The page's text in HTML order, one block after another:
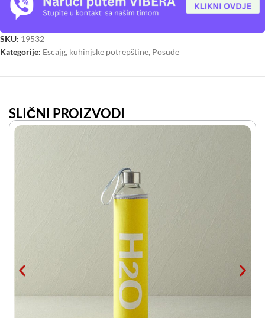
SKU: 19532
Kategorije: Escajg, kuhinjske potrepštine, Posuđe
SLIČNI PROIZVODI